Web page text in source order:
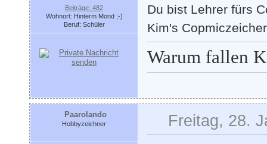
Beiträge: 482
Wohnort: Hinterm Mond ;-)
Beruf: Schüler
Du bist Lehrer fürs
Kim's
Warum fallen
Paarolando
Hobbyzeichner Freitag, 28.